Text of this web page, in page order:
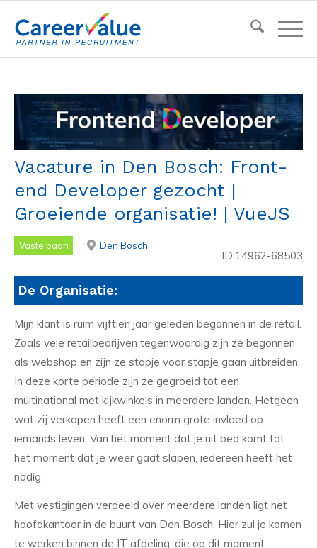
Vacature in Den Bosch: Front-
end Developer gezocht |
Groeiende organisatie! | VueJS
Vaste baan Den Bosch
ID:14962-68503
De Organisatie:
Mijn klant is ruim vijftien jaar geleden begonnen in de retail.
Zoals vele retailbedrijven tegenwoordig zijn ze begonnen
als webshop en zijn ze stapje voor stapje gaan uitbreiden.
In deze korte periode zijn ze gegroeid tot een
multinational met kijkwinkels in meerdere landen. Hetgeen
wat zij verkopen heeft een enorm grote invloed op
iemands leven. Van het moment dat je uit bed komt tot
het moment dat je weer gaat slapen, iedereen heeft het
nodig.
Met vestigingen verdeeld over meerdere landen ligt het
hoofdkantoor in de buurt van Den Bosch. Hier zul je komen
te werken binnen de IT afdeling, die op dit moment